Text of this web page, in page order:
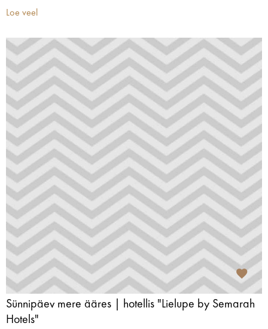
Loe veel
Sünnipäev mere ääres | hotellis "Lielupe by Semarah
Hotels"